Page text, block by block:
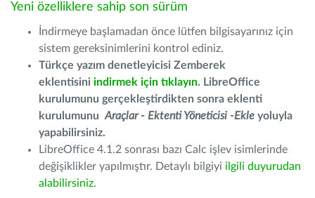
Yeni özelliklere sahip son sürüm
İndirmeye başlamadan önce lütfen bilgisayarınız için
sistem gereksinimlerini kontrol ediniz.
Türkçe yazım denetleyicisi Zemberek
eklentisini indirmek için tıklayın. LibreOffice
kurulumunu gerçekleştirdikten sonra eklenti
kurulumunu Araçlar - Ektenti Yöneticisi -Ekle yoluyla
yapabilirsiniz.
LibreOffice 4.1.2 sonrası bazı Calc işlev isimlerinde
değişiklikler yapılmıştır. Detaylı bilgiyi ilgili duyurudan
alabilirsiniz.